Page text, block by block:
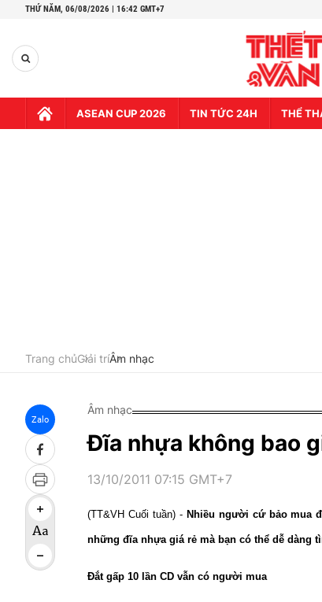
THỨ NĂM, 06/08/2026 | 16:42 GMT+7
ASEAN CUP 2026 TIN TỨC 24H THỂ
Trang chủGiải tríÂm nhạc
Zalo
Âm nhạc
Đĩa nhựa không bao
13/10/2011 07:15 GMT+7
(TT&VH Cuối tuần) - Nhiều người cứ bảo mua
những đĩa nhựa giá rẻ mà bạn có thể dễ dàng
Đắt gấp 10 lần CD vẫn có người mua